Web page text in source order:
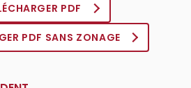
PDF
PDF SANS ZONAGE